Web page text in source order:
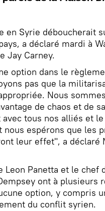
Syrie déboucherait
a déclaré mardi à
Jay Carney.
option dans le
pas que la
Nous
de chaos et de
tous nos alliés et
espérons que les
leur effet", a déclaré
Leon Panetta et le chef
ont à plusieurs
option, y compris
du conflit syrien.